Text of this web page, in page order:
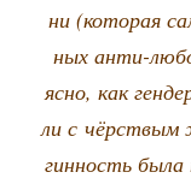
ни (кото­рая
ных анти-
ясно, как
ли с чёрст­вым
гин­ность была